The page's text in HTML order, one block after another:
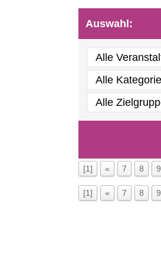
Auswahl:
[1] « 7 8 9
[1] « 7 8 9